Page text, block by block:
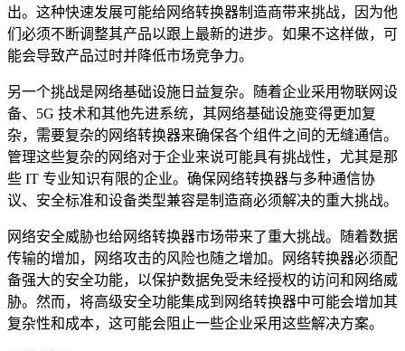
出。这种快速发展可能给网络转换器制造商带来挑战，因为他
们必须不断调整其产品以跟上最新的进步。如果不这样做，可
能会导致产品过时并降低市场竞争力。
另一个挑战是网络基础设施日益复杂。随着企业采用物联网设
备、5G 技术和其他先进系统，其网络基础设施变得更加复
杂，需要复杂的网络转换器来确保各个组件之间的无缝通信。
管理这些复杂的网络对于企业来说可能具有挑战性，尤其是那
些 IT 专业知识有限的企业。确保网络转换器与多种通信协
议、安全标准和设备类型兼容是制造商必须解决的重大挑战。
网络安全威胁也给网络转换器市场带来了重大挑战。随着数据
传输的增加，网络攻击的风险也随之增加。网络转换器必须配
备强大的安全功能，以保护数据免受未经授权的访问和网络威
胁。然而，将高级安全功能集成到网络转换器中可能会增加其
复杂性和成本，这可能会阻止一些企业采用这些解决方案。